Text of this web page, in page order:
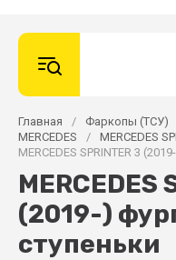
Главная / Фаркопы (ТСУ)
MERСEDES
/ MERCEDES
MERCEDES SPRINTER 3
MERCEDES
(2019-)
ступеньки